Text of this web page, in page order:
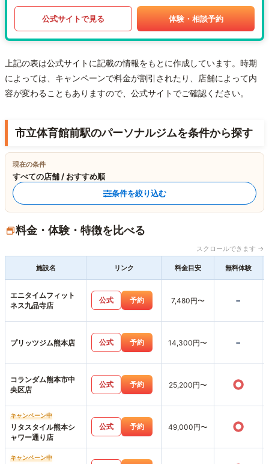
公式サイトで見る 体験・相談予約
上記の表は公式サイトに記載の情報をもとに作成しています。時期
によっては、キャンペーンで料金が割引されたり、店舗によって内
容が変わることもありますので、公式サイトでご確認ください。
市立体育館前駅のパーソナルジムを条件から探す
現在の条件
すべての店舗 / おすすめ順
条件を絞り込む
料金・体験・特徴を比べる
スクロールできます →
施設名 リンク 料金目安 無料体験
エニタイムフィット
ネス九品寺店
公式 予約 7,480円〜 -
プリッツジム熊本店 公式 予約 14,300円〜 -
コランダム熊本市中
央区店
公式 予約 25,200円〜 ○
キャンペーン中
リタスタイル熊本シ
ャワー通り店
公式 予約 49,000円〜 ○
キャンペーン中